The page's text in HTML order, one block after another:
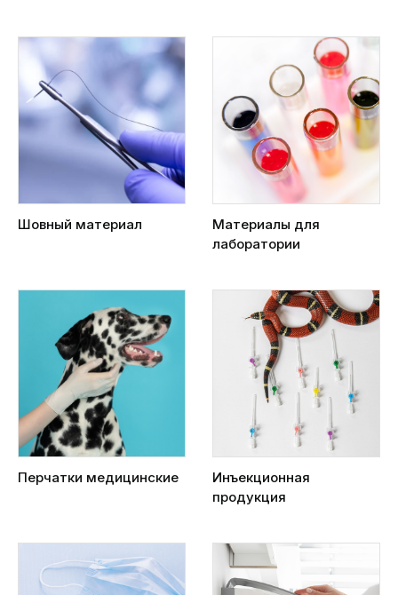
Шовный материал
Материалы для
лаборатории
Перчатки медицинские
Инъекционная
продукция